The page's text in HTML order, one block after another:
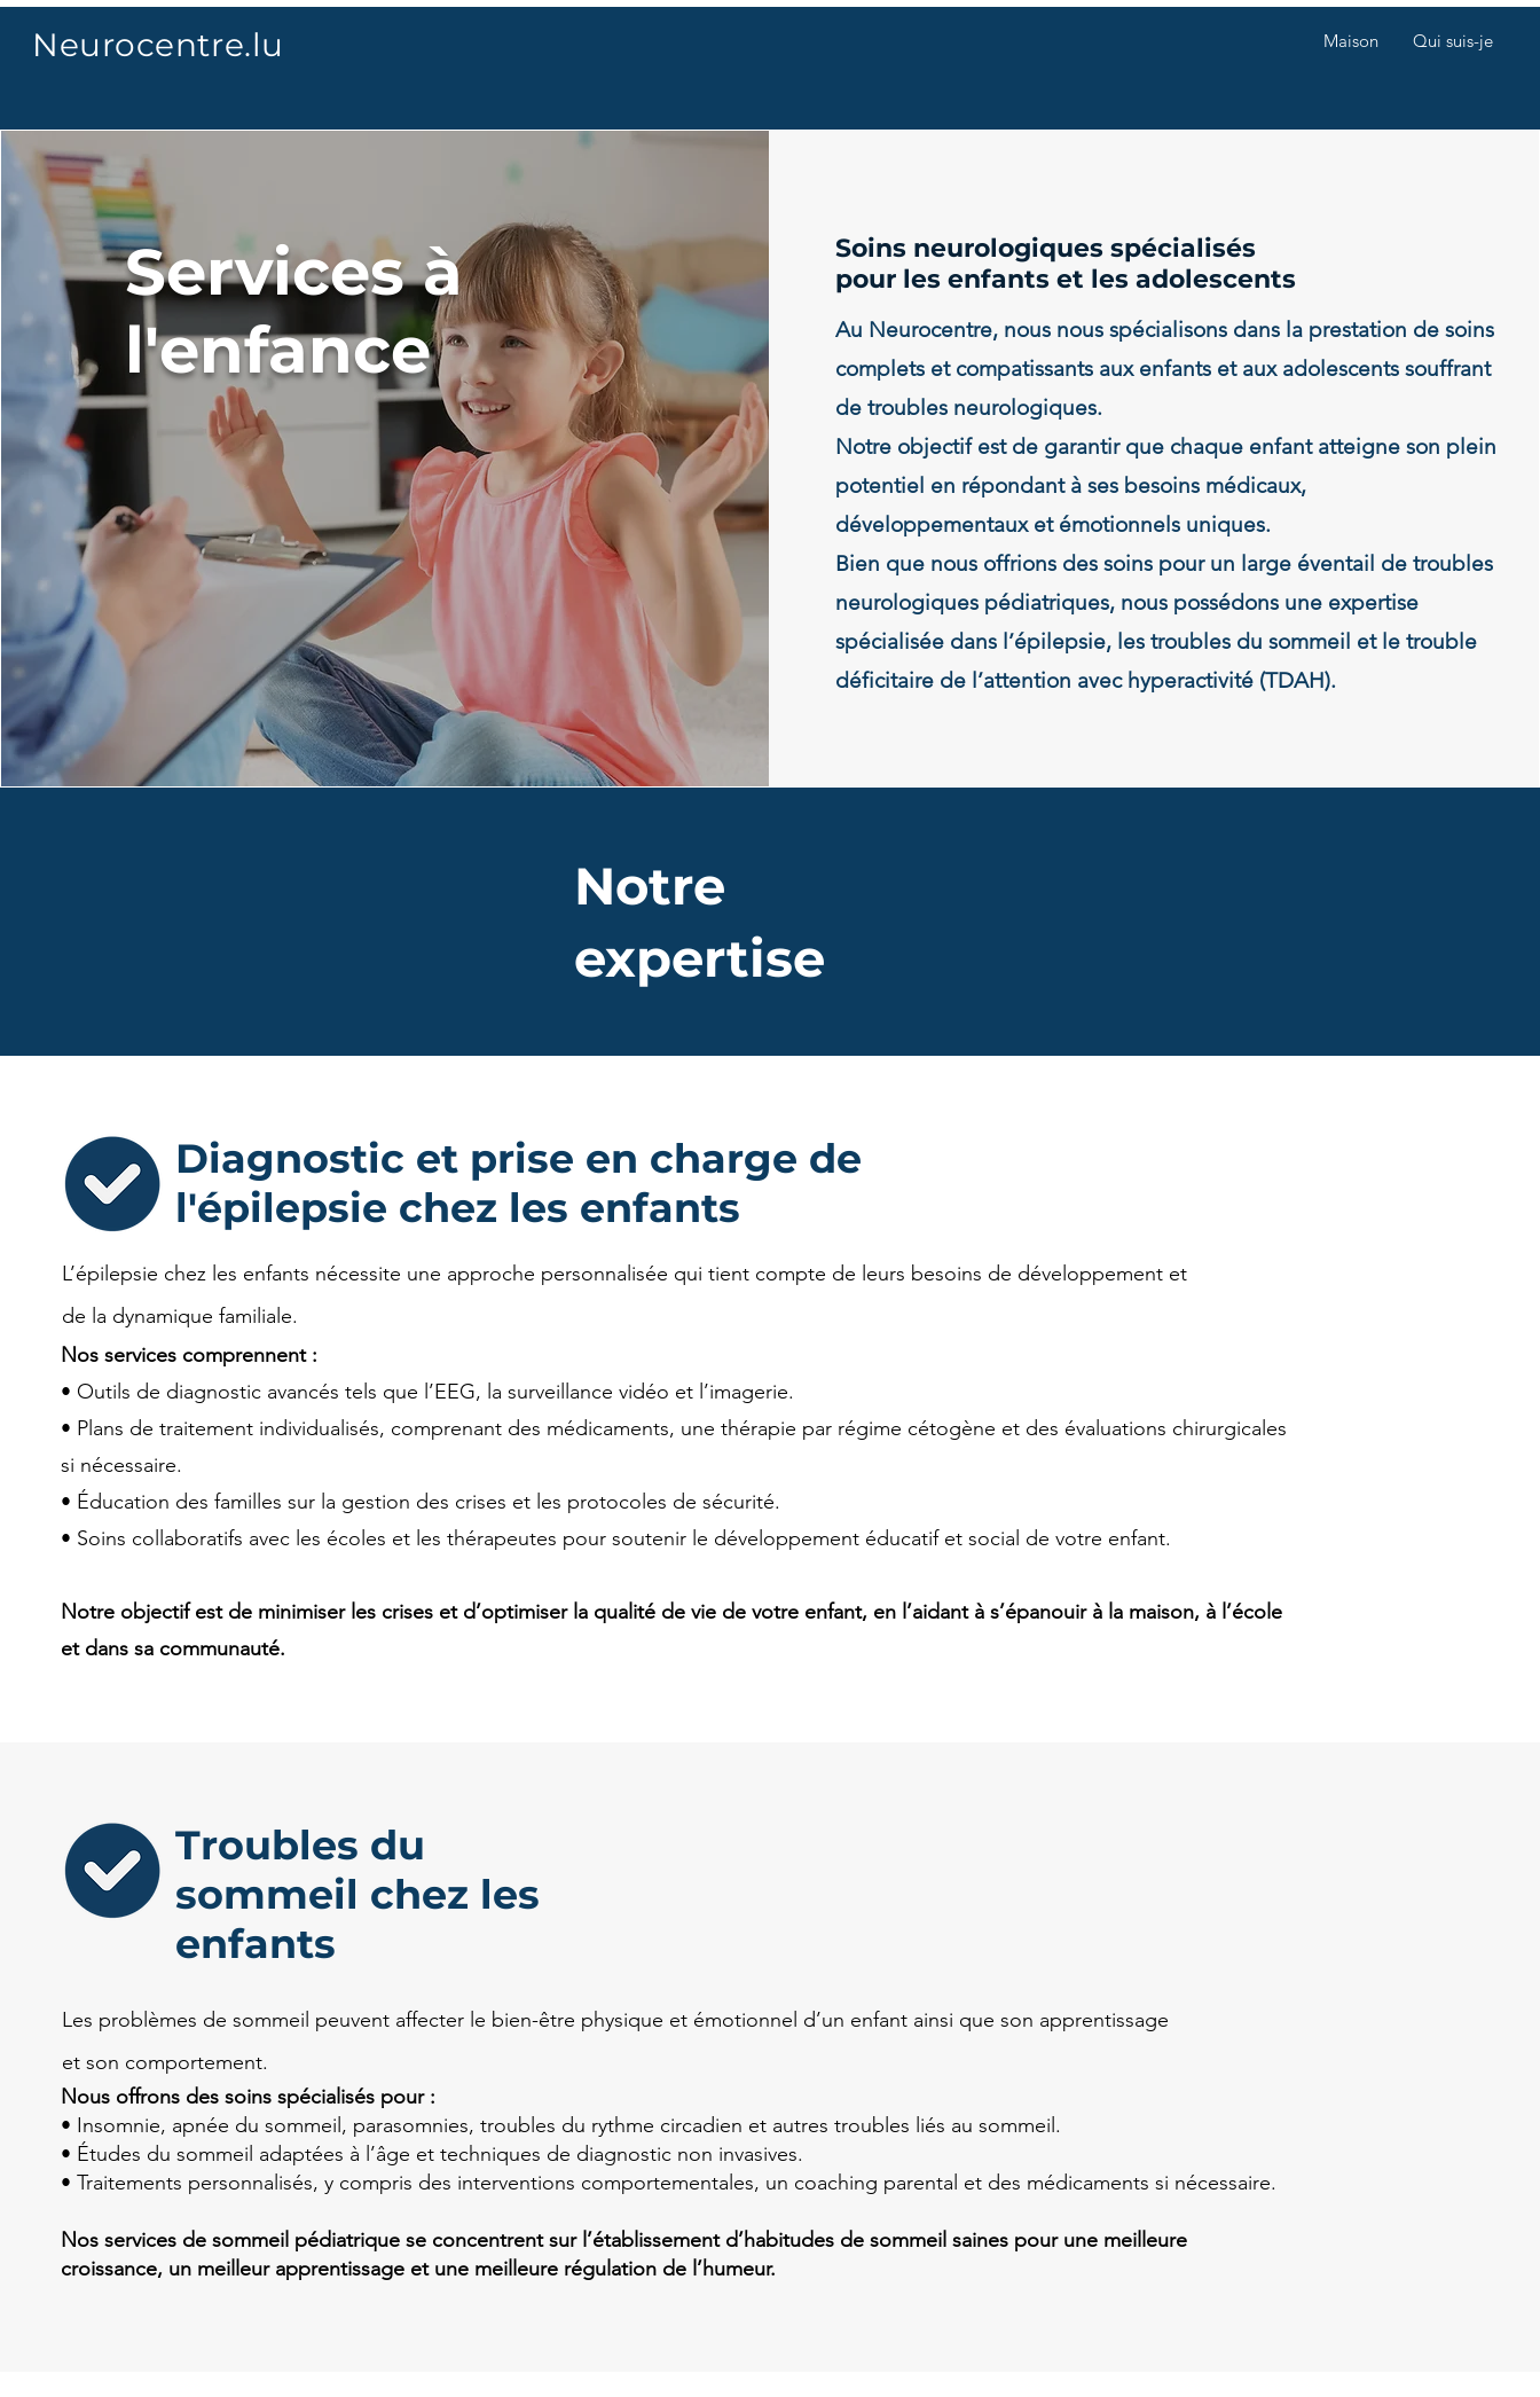
Neurocentre.lu Maison Qui suis-je
Services à
l'enfance
Soins neurologiques spécialisés
pour les enfants et les adolescents
Au Neurocentre, nous nous spécialisons dans la prestation de soins
complets et compatissants aux enfants et aux adolescents souffrant
de troubles neurologiques.
Notre objectif est de garantir que chaque enfant atteigne son plein
potentiel en répondant à ses besoins médicaux,
développementaux et émotionnels uniques.
Bien que nous offrions des soins pour un large éventail de troubles
neurologiques pédiatriques, nous possédons une expertise
spécialisée dans l’épilepsie, les troubles du sommeil et le trouble
déficitaire de l’attention avec hyperactivité (TDAH).
Notre
expertise
Diagnostic et prise en charge de
l'épilepsie chez les enfants
L’épilepsie chez les enfants nécessite une approche personnalisée qui tient compte de leurs besoins de développement et
de la dynamique familiale.
Nos services comprennent :
• Outils de diagnostic avancés tels que l’EEG, la surveillance vidéo et l’imagerie.
• Plans de traitement individualisés, comprenant des médicaments, une thérapie par régime cétogène et des évaluations chirurgicales
si nécessaire.
• Éducation des familles sur la gestion des crises et les protocoles de sécurité.
• Soins collaboratifs avec les écoles et les thérapeutes pour soutenir le développement éducatif et social de votre enfant.
Notre objectif est de minimiser les crises et d’optimiser la qualité de vie de votre enfant, en l’aidant à s’épanouir à la maison, à l’école
et dans sa communauté.
Troubles du
sommeil chez les
enfants
Les problèmes de sommeil peuvent affecter le bien-être physique et émotionnel d’un enfant ainsi que son apprentissage
et son comportement.
Nous offrons des soins spécialisés pour :
• Insomnie, apnée du sommeil, parasomnies, troubles du rythme circadien et autres troubles liés au sommeil.
• Études du sommeil adaptées à l’âge et techniques de diagnostic non invasives.
• Traitements personnalisés, y compris des interventions comportementales, un coaching parental et des médicaments si nécessaire.
Nos services de sommeil pédiatrique se concentrent sur l’établissement d’habitudes de sommeil saines pour une meilleure
croissance, un meilleur apprentissage et une meilleure régulation de l’humeur.